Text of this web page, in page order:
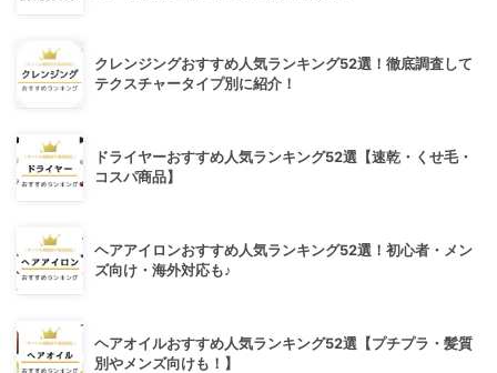
クレンジングおすすめ人気ランキング52選！徹底調査して
テクスチャータイプ別に紹介！
ドライヤーおすすめ人気ランキング52選【速乾・くせ毛・
コスパ商品】
ヘアアイロンおすすめ人気ランキング52選！初心者・メン
ズ向け・海外対応も♪
ヘアオイルおすすめ人気ランキング52選【プチプラ・髪質
別やメンズ向けも！】